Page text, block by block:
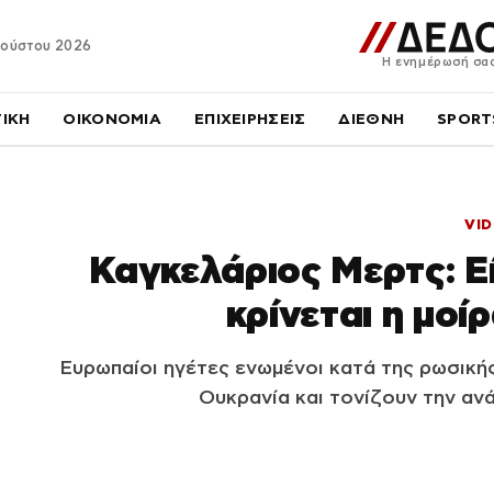
2026
Η ενημέρωσή
ΟΙΚΟΝΟΜΙΑ ΕΠΙΧΕΙΡΗΣΕΙΣ ΔΙΕΘΝΗ
Καγκελάριος Μερτς:
κρίνεται η
Ευρωπαίοι ηγέτες ενωμένοι κατά της
Ουκρανία και τονίζουν την